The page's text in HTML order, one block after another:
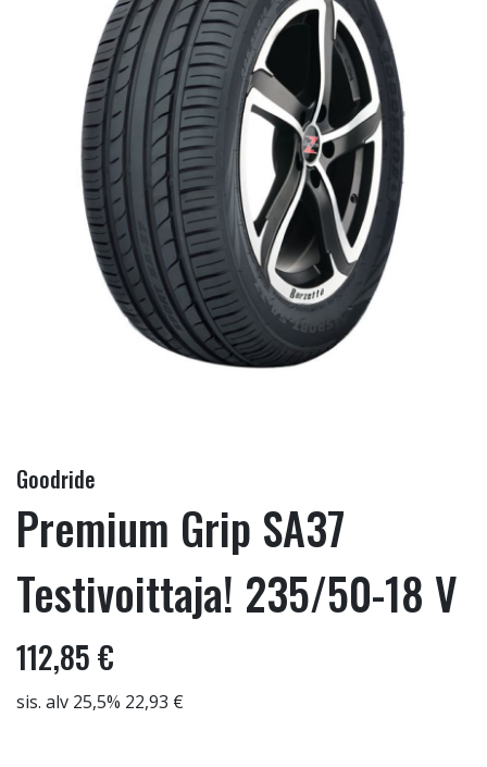
Goodride
Premium Grip SA37
Testivoittaja! 235/50-18 V
112,85 €
sis. alv 25,5% 22,93 €